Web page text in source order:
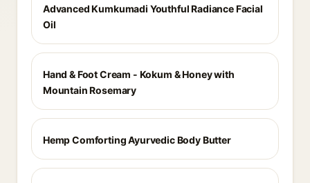
Advanced Kumkumadi Youthful Radiance Facial
Oil
Hand & Foot Cream - Kokum & Honey with
Mountain Rosemary
Hemp Comforting Ayurvedic Body Butter